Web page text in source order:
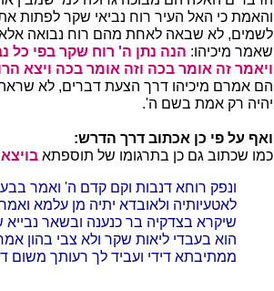
והאמת כי האל העיר רוח נביאי שקר לפתות
לשמים, לא שבאה לאחת מהם רוח נבואה
שאמר מיכיהו: הנה נתן ה' רוח שקר בפי כל
ויאמר זה אומר בכה וזה אומר בכה ויצא
הם אמרם מיכיהו דרך הצעת דברים, לא
יהיה רק אמת בשם ה'.
ואף על פי כן אכתוב דרך הדרש:
כמו שכתוב גם כן בתרגומו של תוספתא
ונפק רוחא דנבות וקם קדם ה' ואמר
לאטעיותיה ולאובדא יתיה מן עלמא
שיקרא בצדקיה בר כנענה ובשאר נבייא
הוא בעבדי ליאות שקר ולא צבי בהון
ממתיבתא דידי ועביד לך רעותך משום